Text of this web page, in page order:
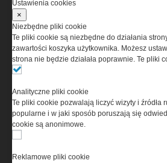
misjach
i
i na
Ustawienia cookies
×
Niezbędne pliki cookie
Te pliki cookie są niezbędne do działania
zawartości koszyka użytkownika. Możesz
strona nie będzie działała poprawnie. Te
Analityczne pliki cookie
Te pliki cookie pozwalają liczyć wizyty i
popularne i w jaki sposób poruszają się
cookie są anonimowe.
Reklamowe pliki cookie